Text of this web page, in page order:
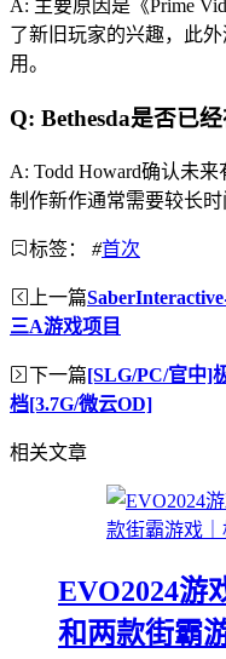
A: 主要原因是《Prime
了新旧玩家的兴趣，此
用。
Q: Bethesda是否已
A: Todd Howard确认未
制作新作通常需要较长时
标签： #首次
上一篇
三A游戏项目
下一篇[SLG/PC/官中]
档[3.7G/微云OD]
相关文章
EVO2024游
和两款街霸